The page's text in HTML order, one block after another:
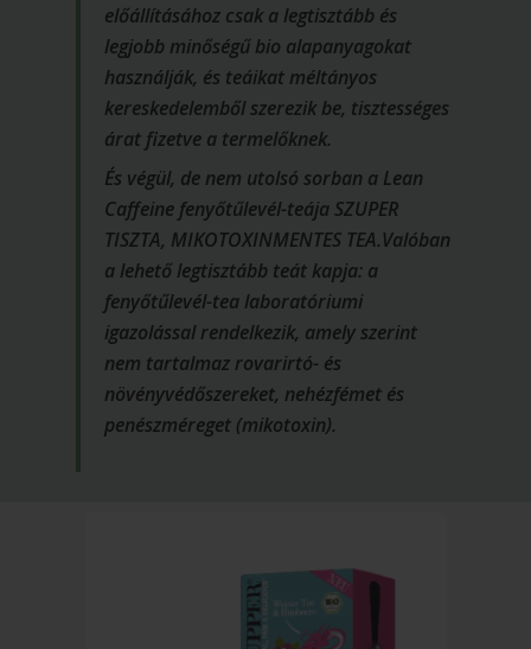
előállításához csak a legtisztább és
legjobb minőségű bio alapanyagokat
használják, és teáikat méltányos
kereskedelemből szerezik be, tisztességes
árat fizetve a termelőknek.
És végül, de nem utolsó sorban a Lean
Caffeine fenyőtűlevél-teája SZUPER
TISZTA, MIKOTOXINMENTES TEA.Valóban
a lehető legtisztább teát kapja: a
fenyőtűlevél-tea laboratóriumi
igazolással rendelkezik, amely szerint
nem tartalmaz rovarirtó- és
növényvédőszereket, nehézfémet és
penészméreget (mikotoxin).